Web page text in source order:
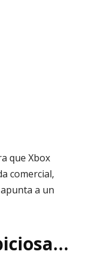
que Xbox
comercial,
a un